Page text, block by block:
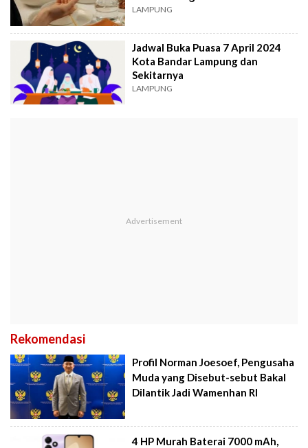
LAMPUNG
Jadwal Buka Puasa 7 April 2024
Kota Bandar Lampung dan
Sekitarnya
LAMPUNG
Rekomendasi
Profil Norman Joesoef, Pengusaha
Muda yang Disebut-sebut Bakal
Dilantik Jadi Wamenhan RI
4 HP Murah Baterai 7000 mAh,